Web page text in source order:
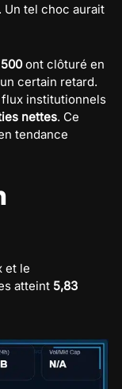
Un tel choc aurait
ont clôturé en
certain retard.
institutionnels
nettes. Ce
tendance
et le
atteint 5,83